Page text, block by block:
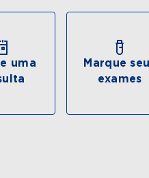
uma
Marque
exames